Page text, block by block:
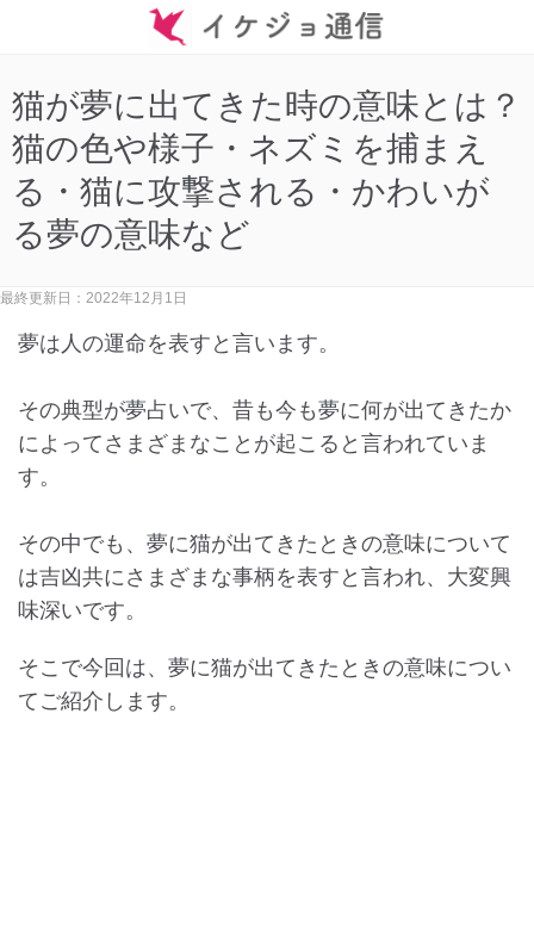
猫が夢に出てきた時の意味とは？
猫の色や様子・ネズミを捕まえ
る・猫に攻撃される・かわいが
る夢の意味など
最終更新日：2022年12月1日
夢は人の運命を表すと言います。
その典型が夢占いで、昔も今も夢に何が出てきたか
によってさまざまなことが起こると言われていま
す。
その中でも、夢に猫が出てきたときの意味について
は吉凶共にさまざまな事柄を表すと言われ、大変興
味深いです。
そこで今回は、夢に猫が出てきたときの意味につい
てご紹介します。